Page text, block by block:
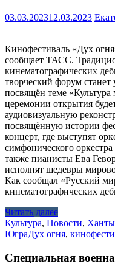
03.03.202312.03.2023
Кинофестиваль «Дух
сообщает ТАСС.
кинематографических
творческий форум
посвящён теме
церемонии открытия
аудиовизуальную
посвящённую истории
концерт, где выступят
симфонического
также пианисты Ева
исполнят шедевры
Как сообщал «Русский
кинематографических
Читать далее
Культура, Новости,
ЮграДух огня,
Специальная